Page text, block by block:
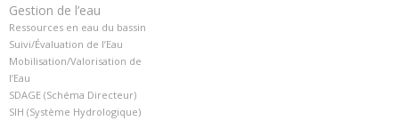
Gestion de l’eau
Ressources en eau du bassin
Suivi/Évaluation de l’Eau
Mobilisation/Valorisation de
l’Eau
SDAGE (Schéma Directeur)
SIH (Système Hydrologique)